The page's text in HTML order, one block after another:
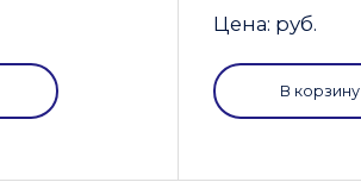
Цена: руб.
В корзину